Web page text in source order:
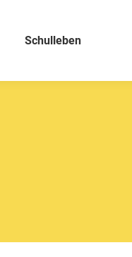
Schulleben